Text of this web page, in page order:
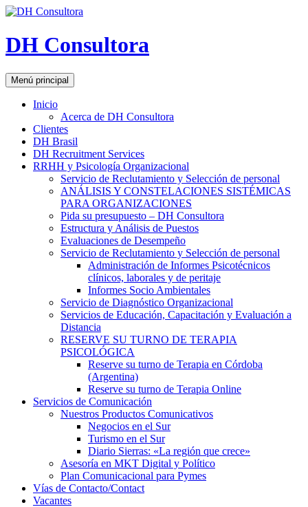
DH Consultora
Buscar
Menú principal
Saltar
al
Inicio
Acerca de DH Consultora
Clientes
DH Brasil
DH Recruitment Services
RRHH y Psicología Organizacional
Servicio de Reclutamiento y Selección de personal
ANÁLISIS Y CONSTELACIONES SISTÉMICAS
PARA ORGANIZACIONES
Pida su presupuesto – DH Consultora
Estructura y Análisis de Puestos
Evaluaciones de Desempeño
Servicio de Reclutamiento y Selección de personal
Administración de Informes Psicotécnicos
clínicos, laborales y de peritaje
Informes Socio Ambientales
Servicio de Diagnóstico Organizacional
Servicios de Educación, Capacitación y Evaluación a
Distancia
RESERVE SU TURNO DE TERAPIA
PSICOLÓGICA
Reserve su turno de Terapia en Córdoba
(Argentina)
Reserve su turno de Terapia Online
Servicios de Comunicación
Nuestros Productos Comunicativos
Negocios en el Sur
Turismo en el Sur
Diario Sierras: «La región que crece»
Asesoría en MKT Digital y Político
Plan Comunicacional para Pymes
Vías de Contacto/Contact
Vacantes